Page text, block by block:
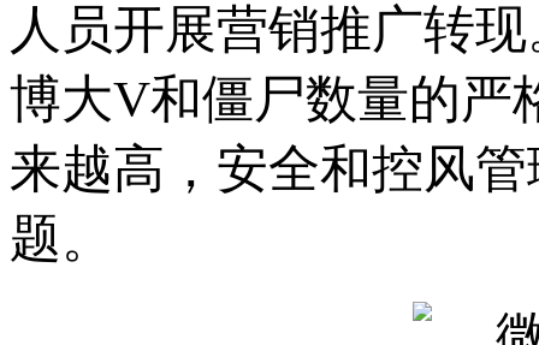
人员开展营销推广转
博大V和僵尸数量的严
来越高，安全和控风
题。